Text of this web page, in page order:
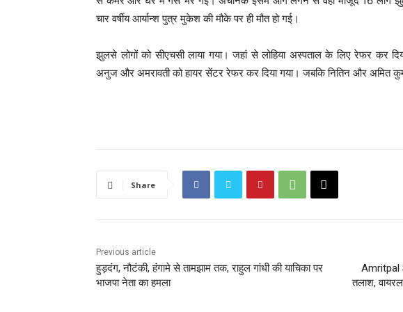
चार वर्षीय आर्यान्श पुत्र मुकेश की मौके पर ही मौत हो गई।
झुलसे लोगों को सीएचसी लाया गया। जहां से लोहिया अस्पताल के लिए रेफर कर
अनुज और अमरावती को हायर सेंटर रेफर कर दिया गया। जबकि नितिन और अमित
Share
Previous article
हुड़दंग, नौटंकी, हंगामे से तामझाम तक, राहुल गांधी की याचिका पर
भाजपा नेता का हमला
Amritpal
तलाश,